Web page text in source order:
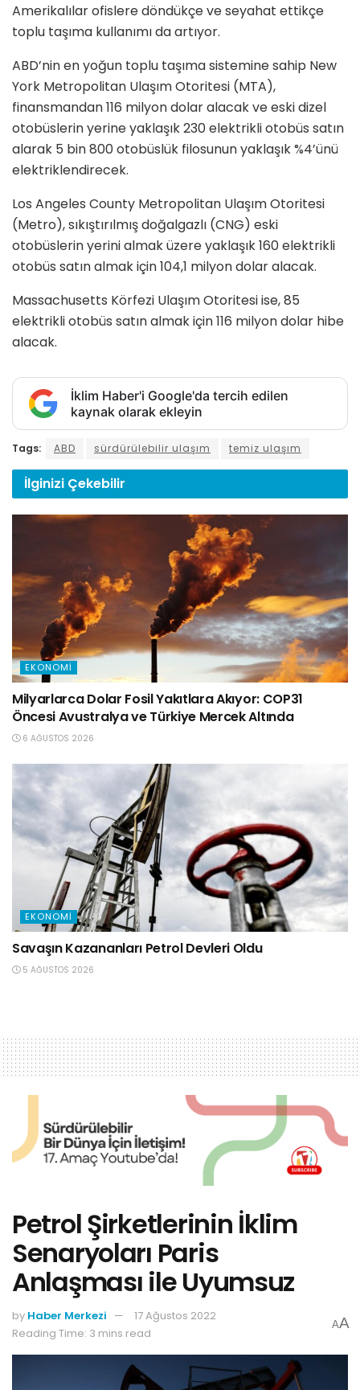
Amerikalılar ofislere döndükçe ve seyahat ettikçe
toplu taşıma kullanımı da artıyor.
ABD’nin en yoğun toplu taşıma sistemine sahip New
York Metropolitan Ulaşım Otoritesi (MTA),
finansmandan 116 milyon dolar alacak ve eski dizel
otobüslerin yerine yaklaşık 230 elektrikli otobüs satın
alarak 5 bin 800 otobüslük filosunun yaklaşık %4’ünü
elektriklendirecek.
Los Angeles County Metropolitan Ulaşım Otoritesi
(Metro), sıkıştırılmış doğalgazlı (CNG) eski
otobüslerin yerini almak üzere yaklaşık 160 elektrikli
otobüs satın almak için 104,1 milyon dolar alacak.
Massachusetts Körfezi Ulaşım Otoritesi ise, 85
elektrikli otobüs satın almak için 116 milyon dolar hibe
alacak.
İklim Haber'i Google'da tercih edilen
kaynak olarak ekleyin
Tags: ABD sürdürülebilir ulaşım temiz ulaşım
İlginizi Çekebilir
EKONOMI
Milyarlarca Dolar Fosil Yakıtlara Akıyor: COP31
Öncesi Avustralya ve Türkiye Mercek Altında
6 AĞUSTOS 2026
EKONOMI
Savaşın Kazananları Petrol Devleri Oldu
5 AĞUSTOS 2026
Petrol Şirketlerinin İklim
Senaryoları Paris
Anlaşması ile Uyumsuz
by Haber Merkezi
17 Ağustos 2022
Reading Time: 3 mins read
AA